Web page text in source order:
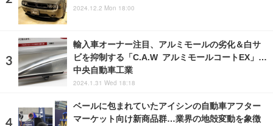
2024.12.2 Mon 18:00
輸入車オーナー注目、アルミモールの劣化＆白サ
ビを抑制する「C.A.W アルミモールコートEX」…
中央自動車工業
2024.1.31 Wed 18:18
ベールに包まれていたアイシンの自動車アフター
マーケット向け新商品群…業界の地殻変動を象徴